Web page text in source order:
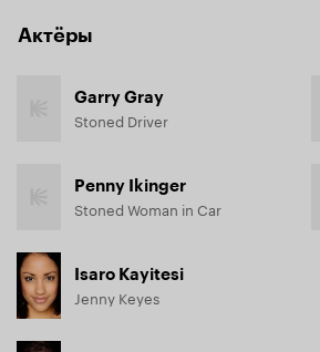
Актёры
Garry Gray
Stoned Driver
Penny Ikinger
Stoned Woman in Car
Isaro Kayitesi
Jenny Keyes